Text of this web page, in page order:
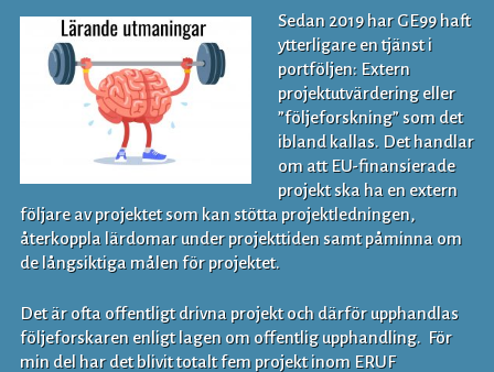
Sedan 2019 har GE99 haft
ytterligare en tjänst i
portföljen: Extern
projektutvärdering eller
”följeforskning” som det
ibland kallas. Det handlar
om att EU-finansierade
projekt ska ha en extern
följare av projektet som kan stötta projektledningen,
återkoppla lärdomar under projekttiden samt påminna om
de långsiktiga målen för projektet.
Det är ofta offentligt drivna projekt och därför upphandlas
följeforskaren enligt lagen om offentlig upphandling. För
min del har det blivit totalt fem projekt inom ERUF